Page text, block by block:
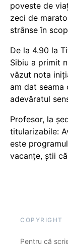
poveste de
zeci de
strânse în
De la 4.90 la
Sibiu a primit
văzut nota
am dat seama
adevăratul
Profesor, la
titularizabile:
este
vacanţe, știi
COPYRIGHT
Pentru că